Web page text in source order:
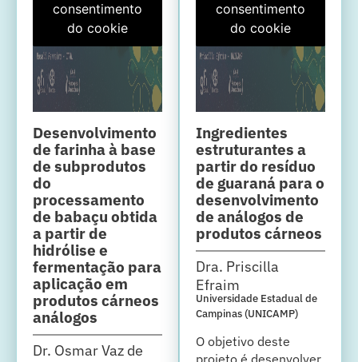
consentimento
do cookie
Desenvolvimento
de farinha à base
de subprodutos
do
processamento
de babaçu obtida
a partir de
hidrólise e
fermentação para
aplicação em
produtos cárneos
análogos
Dr. Osmar Vaz de
consentimento
do cookie
Ingredientes
estruturantes a
partir do resíduo
de guaraná para o
desenvolvimento
de análogos de
produtos cárneos
Dra. Priscilla
Efraim
Universidade Estadual de
Campinas (UNICAMP)
O objetivo deste